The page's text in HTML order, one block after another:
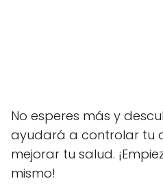
No esperes más y
ayudará a controlar tu
mejorar tu salud.
mismo!